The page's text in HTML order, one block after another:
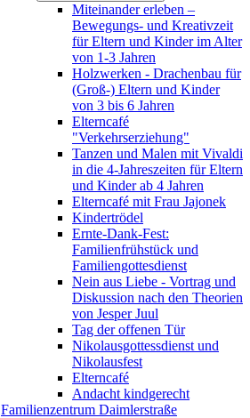
Miteinander erleben –
Bewegungs- und Kreativzeit
für Eltern und Kinder im Alter
von 1-3 Jahren
Holzwerken - Drachenbau für
(Groß-) Eltern und Kinder
von 3 bis 6 Jahren
Elterncafé
"Verkehrserziehung"
Tanzen und Malen mit Vivaldi
in die 4-Jahreszeiten für Eltern
und Kinder ab 4 Jahren
Elterncafé mit Frau Jajonek
Kindertrödel
Ernte-Dank-Fest:
Familienfrühstück und
Familiengottesdienst
Nein aus Liebe - Vortrag und
Diskussion nach den Theorien
von Jesper Juul
Tag der offenen Tür
Nikolausgottessdienst und
Nikolausfest
Elterncafé
Andacht kindgerecht
Familienzentrum Daimlerstraße